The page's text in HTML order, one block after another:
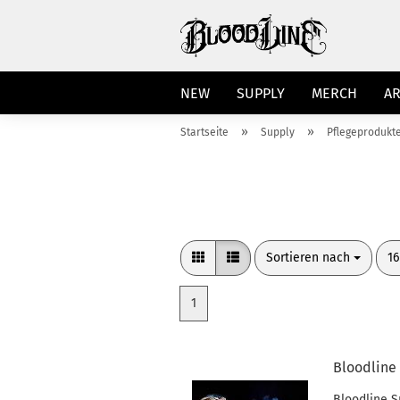
NEW SUPPLY MERCH
Startseite » Supply » Pflegeprodukte
Sortieren nach
Sortieren nach
1
Bloodline